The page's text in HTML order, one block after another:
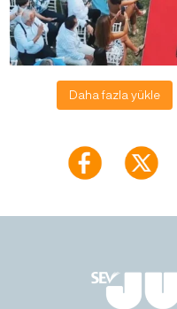
Daha fazla yükle